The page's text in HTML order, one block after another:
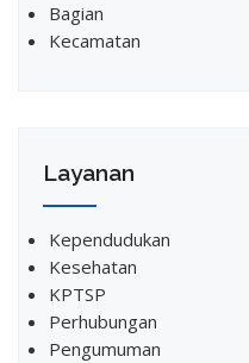
Bagian
Kecamatan
Layanan
Kependudukan
Kesehatan
KPTSP
Perhubungan
Pengumuman